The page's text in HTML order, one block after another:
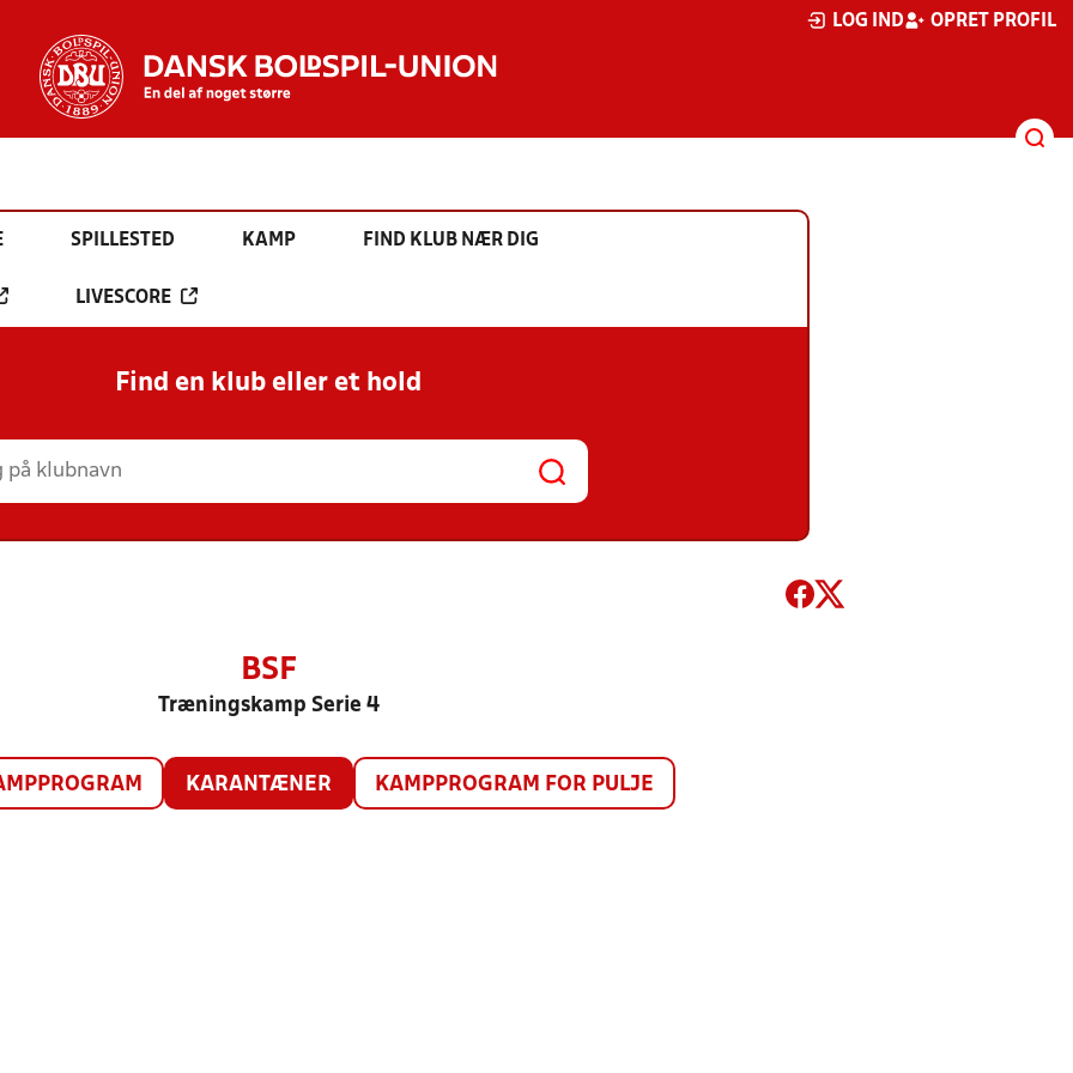
LOG IND OPRET PROFIL
SPILLESTED KAMP FIND KLUB NÆR DIG
LIVESCORE
Find en klub eller et hold
BSF
Træningskamp Serie 4
KARANTÆNER KAMPPROGRAM FOR PULJE